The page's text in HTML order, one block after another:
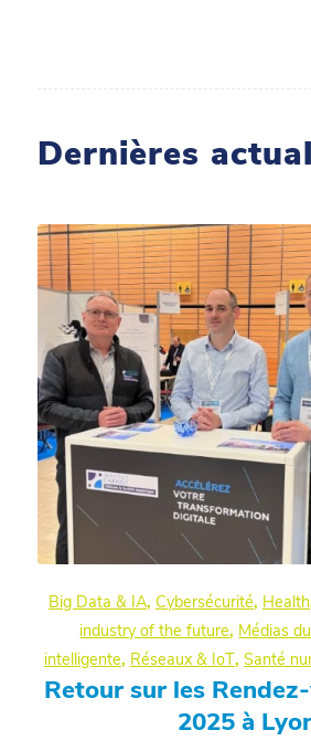
Dernières
Big Data & IA, Cybersécurité, Health
industry of the future, Médias
intelligente, Réseaux & IoT, Santé
Retour sur les
2025 à